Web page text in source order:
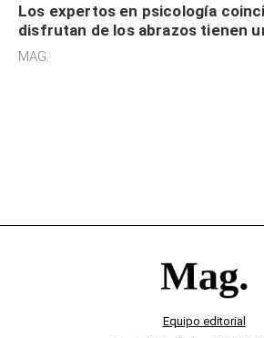
Los expertos en psicología
disfrutan de los abrazos tienen
sensibilidad a los estímulos
MAG.
Equipo editorial